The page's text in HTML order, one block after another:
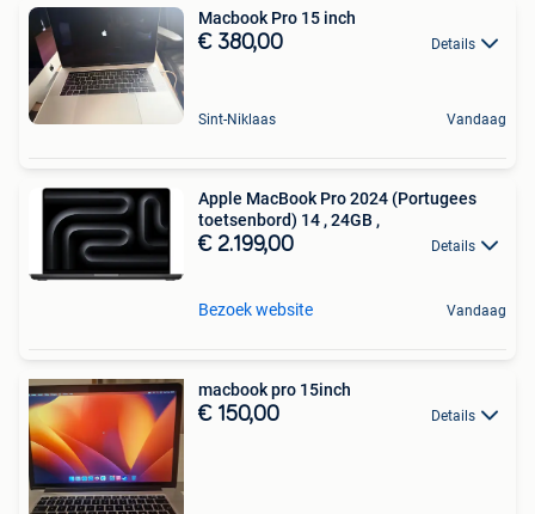
Macbook Pro 15 inch
€ 380,00 Details
Sint-Niklaas Vandaag
Apple MacBook Pro 2024 (Portugees
toetsenbord) 14 , 24GB ,
€ 2.199,00 Details
Bezoek website Vandaag
macbook pro 15inch
€ 150,00 Details